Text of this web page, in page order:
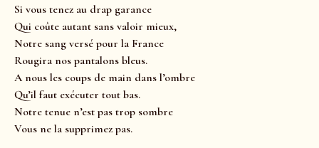
Si vous tenez au drap garance
Qui coûte autant sans valoir mieux,
Notre sang versé pour la France
Rougira nos pantalons bleus.
A nous les coups de main dans l’ombre
Qu’il faut exécuter tout bas.
Notre tenue n’est pas trop sombre
Vous ne la supprimez pas.